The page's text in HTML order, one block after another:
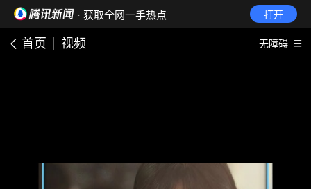
· 获取全网一手热点 打开
首页 视频 无障碍